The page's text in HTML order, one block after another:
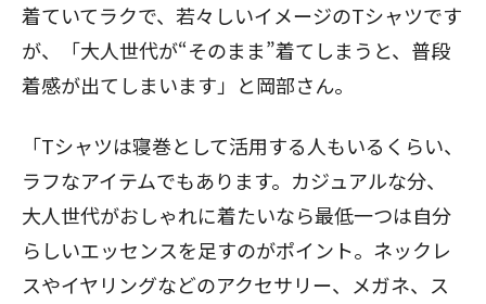
着ていてラクで、若々しいイメージのTシャツです
が、「大人世代が“そのまま”着てしまうと、普段
着感が出てしまいます」と岡部さん。
「Tシャツは寝巻として活用する人もいるくらい、
ラフなアイテムでもあります。カジュアルな分、
大人世代がおしゃれに着たいなら最低一つは自分
らしいエッセンスを足すのがポイント。ネックレ
スやイヤリングなどのアクセサリー、メガネ、ス